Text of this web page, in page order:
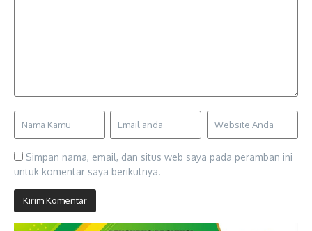
Simpan nama, email, dan situs web saya pada peramban ini
untuk komentar saya berikutnya.